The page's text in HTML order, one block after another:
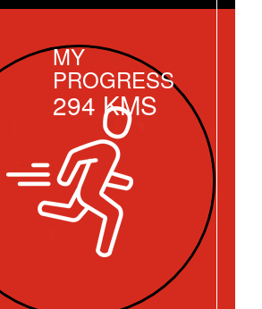
MY
PROGRESS
294 KMS